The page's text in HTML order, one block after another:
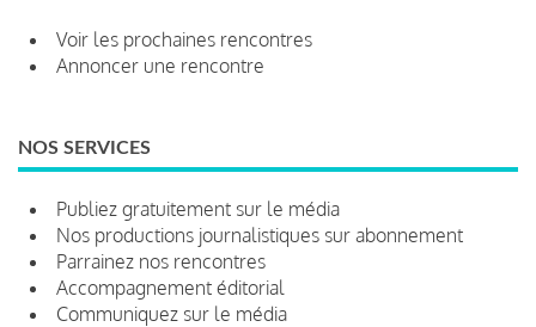
Voir les prochaines rencontres
Annoncer une rencontre
NOS SERVICES
Publiez gratuitement sur le média
Nos productions journalistiques sur abonnement
Parrainez nos rencontres
Accompagnement éditorial
Communiquez sur le média